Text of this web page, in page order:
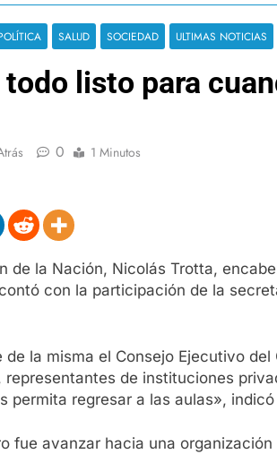
SALUD SOCIEDAD ULTIMAS NOTICIAS
listo para
0 1 Minutos
de la Nación, Nicolás Trotta,
con la participación de la
la misma el Consejo Ejecutivo
de instituciones
permita regresar a las aulas»,
fue avanzar hacia una